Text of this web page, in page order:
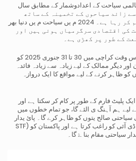
سیاحت کے اعدادوشمار کے مطابق سال
سیاحوں کے تخمینہ کے ساتھ
ترقی کے نئے ری کارڈ قائم کر رہا ہے۔ 2024 م یں سیاحت م یں دنیا بھر
کی اقتصادی سرگرمیاں ہوئی ہیں اور
کے طور پر کھڑی ہے۔
سیاحت م یں عالمی تیزی کے اس وقت کراچی میں 30 تا 31 جنوری 2025 کو
اور دیگر ممالک کے لیے زیادہ سے زیادہ فائدہ
کو ظاہر کرنے کے لیے مواقع کا ایک دروازہ
پلیٹ فارم کے طور پر کام کر سکتا ہے اور
لیے ہم آہنگ ی الئے گا، جو تمام خطوں میں
سیاحتی صالح یتوں کو ظاہر کرے گا۔ پائ یدار
سیاحت کو فروغ د یتا ہے، ایف ڈی آئی کو راغب کرتا ہے اور پاکستان کو (STF
سیاحتی مقام بنا ۓ گا۔